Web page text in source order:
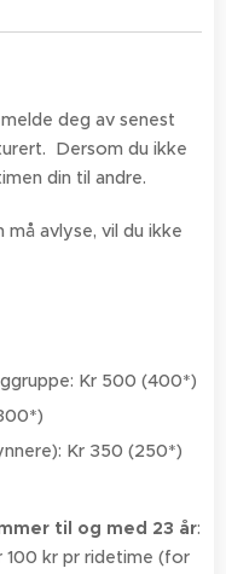
deg av senest
Dersom du ikke
din til andre.
avlyse, vil du ikke
Kr 500 (400*)
Kr 350 (250*)
til og med 23 år:
100 kr pr ridetime (for